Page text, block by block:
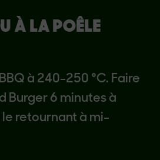
À LA POÊLE
à 240-250 °C. Faire
Burger 6 minutes à
retournant à mi-